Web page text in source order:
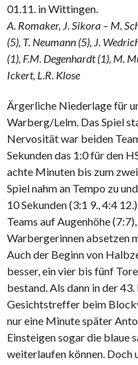
01.11. in Wittingen.
A. Romaker, J. Sikora – M.
(5), T. Neumann (5), J.
(1), F.M. Degenhardt (1), M.
Ickert, L.R. Klose
Ärgerliche Niederlage für
Warberg/Lelm. Das Spiel
Nervosität war beiden
Sekunden das 1:0 für den
achte Minuten bis zum
Spiel nahm an Tempo zu
10 Sekunden (3:1 9., 4:4
Teams auf Augenhöhe
Warbergerinnen absetzen
Auch der Beginn von
besser, ein vier bis fünf
bestand. Als dann in der
Gesichtstreffer beim
nur eine Minute später
Einsteigen sogar die blaue
weiterlaufen können. Doch